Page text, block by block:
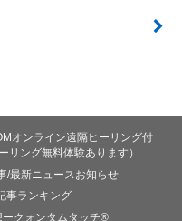
オンライン遠隔ヒーリング付
リング無料体験あります）
/最新ニュースお知らせ
事ランキング
ークォンタムタッチ®